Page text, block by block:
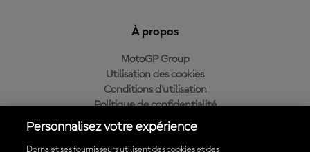
À propos
MotoGP Group
Utilisation des cookies
Conditions d'utilisation
Politique de confidentialité
Politique d’achat
Personnalisez votre expérience
Dorna et ses fournisseurs utilisent des cookies et des